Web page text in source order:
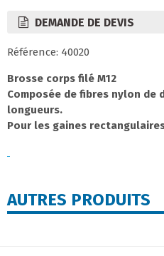
DEMANDE DE DEVIS
Référence: 40020
Brosse corps filé M12
Composée de fibres nylon
longueurs.
Pour les gaines
AUTRES PRODUITS